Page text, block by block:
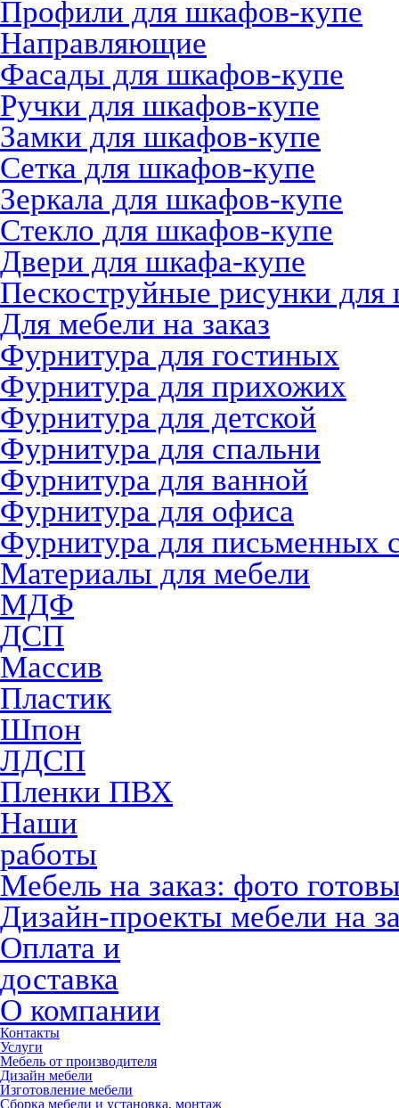
Профили для шкафов-купе
Направляющие
Фасады для шкафов-купе
Ручки для шкафов-купе
Замки для шкафов-купе
Сетка для шкафов-купе
Зеркала для шкафов-купе
Стекло для шкафов-купе
Двери для шкафа-купе
Пескоструйные рисунки
Для мебели на заказ
Фурнитура для гостиных
Фурнитура для прихожих
Фурнитура для детской
Фурнитура для спальни
Фурнитура для ванной
Фурнитура для офиса
Фурнитура для письменных
Материалы для мебели
МДФ
ДСП
Массив
Пластик
Шпон
ЛДСП
Пленки ПВХ
Наши
работы
Мебель на заказ: фото
Дизайн-проекты мебели на
Оплата и
доставка
О компании
Контакты
Услуги
Мебель от производителя
Дизайн мебели
Изготовление мебели
Сборка мебели и установка, монтаж